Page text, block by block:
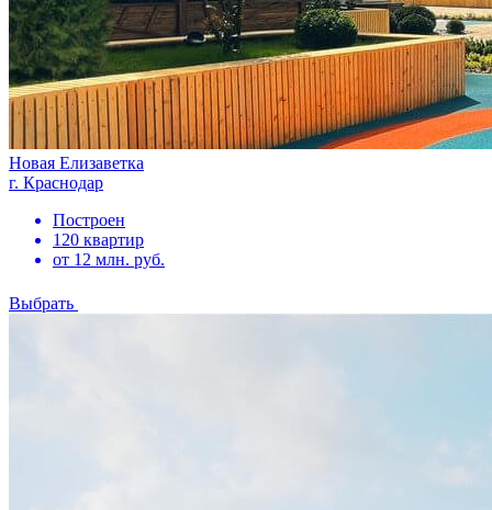
Новая Елизаветка
г. Краснодар
Построен
120 квартир
от 12 млн. руб.
Выбрать